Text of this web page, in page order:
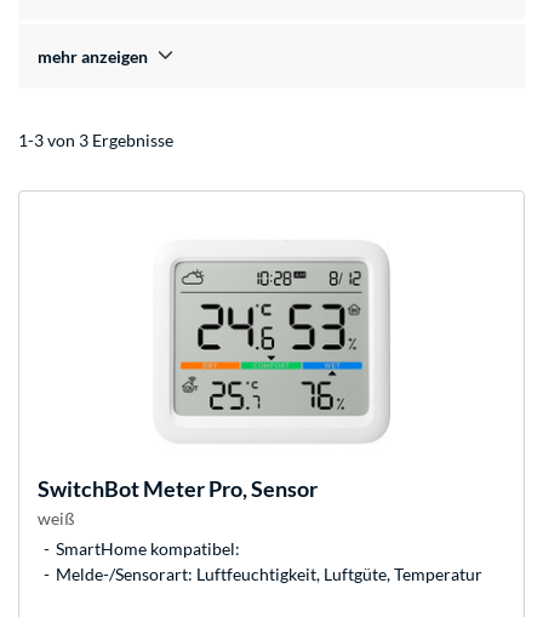
mehr anzeigen
1-3 von 3 Ergebnisse
SwitchBotMeter Pro, Sensor
weiß
SmartHome kompatibel:
Melde-/Sensorart: Luftfeuchtigkeit, Luftgüte, Temperatur